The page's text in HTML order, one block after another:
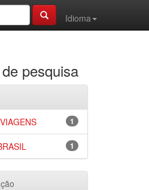
Idioma
pesquisa
1
1